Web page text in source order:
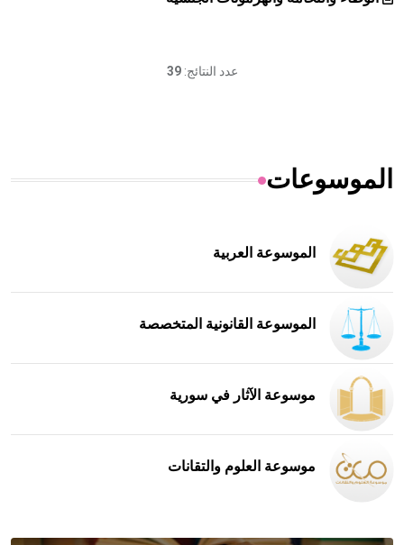
عدد النتائج:39
الموسوعات
الموسوعة العربية
الموسوعة القانونية المتخصصة
موسوعة الآثار في سورية
موسوعة العلوم والتقانات